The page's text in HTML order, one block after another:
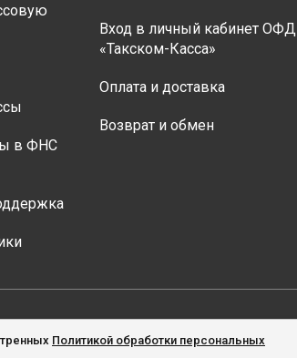
Политикой обработки персональных
в ФНС
Вход в личный кабинет ОФД
«Такском-Касса»
Оплата и доставка
Возврат и обмен
у менеджера компании.